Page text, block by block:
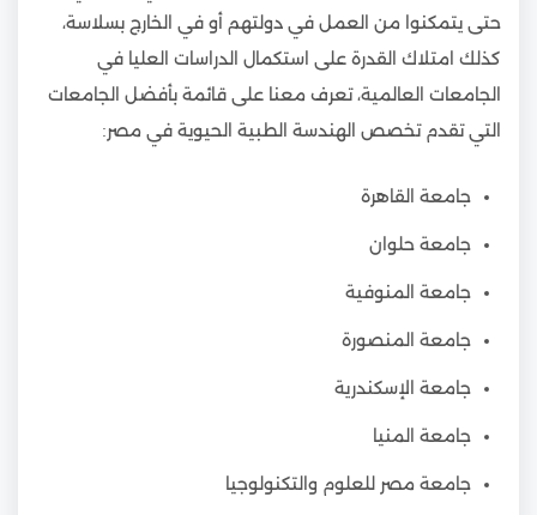
حتى يتمكنوا من العمل في دولتهم أو في الخارج بسلاسة،
كذلك امتلاك القدرة على استكمال الدراسات العليا في
الجامعات العالمية، تعرف معنا على قائمة بأفضل الجامعات
التي تقدم تخصص الهندسة الطبية الحيوية في مصر:
جامعة القاهرة
جامعة حلوان
جامعة المنوفية
جامعة المنصورة
جامعة الإسكندرية
جامعة المنيا
جامعة مصر للعلوم والتكنولوجيا